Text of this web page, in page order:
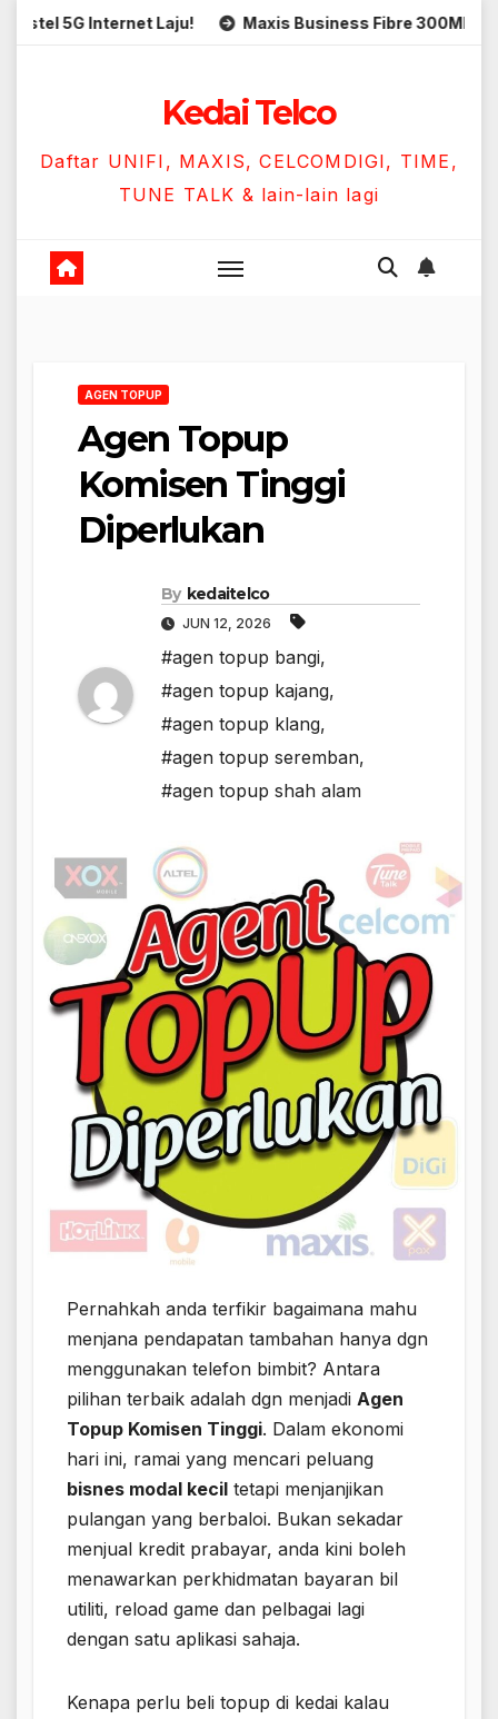
Skip
5G Internet Laju! Maxis Business Fibre 300Mbps Hanya
Kedai Telco
Daftar UNIFI, MAXIS, CELCOMDIGI, TIME,
TUNE TALK & lain-lain lagi
AGEN TOPUP
Agen Topup
Komisen Tinggi
Diperlukan
By kedaitelco
JUN 12, 2026
#agen topup bangi,
#agen topup kajang,
#agen topup klang,
#agen topup seremban,
#agen topup shah alam
Pernahkah anda terfikir bagaimana mahu
menjana pendapatan tambahan hanya dgn
menggunakan telefon bimbit? Antara
pilihan terbaik adalah dgn menjadi Agen
Topup Komisen Tinggi. Dalam ekonomi
hari ini, ramai yang mencari peluang
bisnes modal kecil tetapi menjanjikan
pulangan yang berbaloi. Bukan sekadar
menjual kredit prabayar, anda kini boleh
menawarkan perkhidmatan bayaran bil
utiliti, reload game dan pelbagai lagi
dengan satu aplikasi sahaja.
Kenapa perlu beli topup di kedai kalau